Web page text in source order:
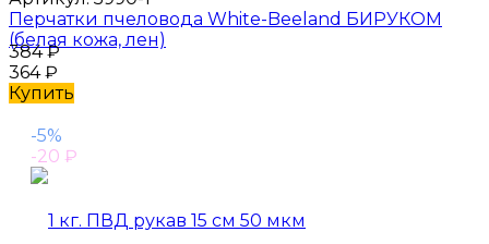
Перчатки пчеловода White-Beeland БИРУКОМ
(белая кожа, лен)
384₽
364₽
Купить
-5%
-20 ₽